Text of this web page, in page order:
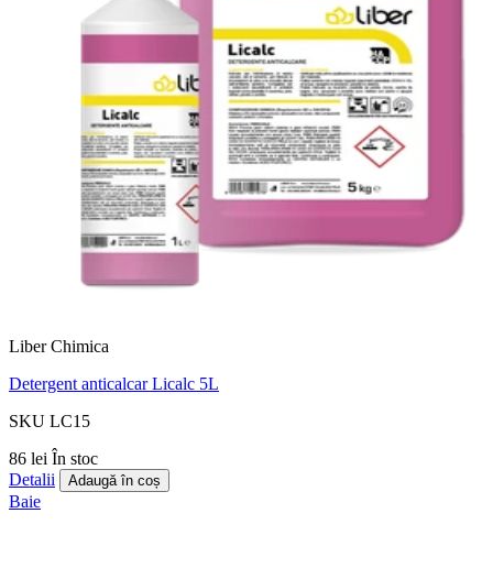
Liber Chimica
Detergent anticalcar Licalc 5L
SKU LC15
86 lei În stoc
Detalii
Adaugă în coș
Baie